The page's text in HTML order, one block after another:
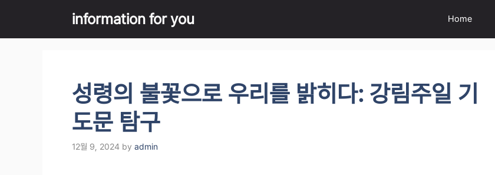
content
information for you Home
성령의 불꽃으로 우리를 밝히다: 강림주일 기
도문 탐구
12월 9, 2024 by admin